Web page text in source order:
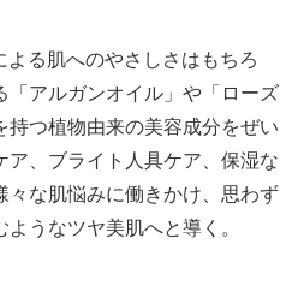
る肌へのやさしさはもちろ
「アルガンオイル」や「ローズ
持つ植物由来の美容成分をぜい
ア、ブライト人具ケア、保湿な
々な肌悩みに働きかけ、思わず
うなツヤ美肌へと導く。